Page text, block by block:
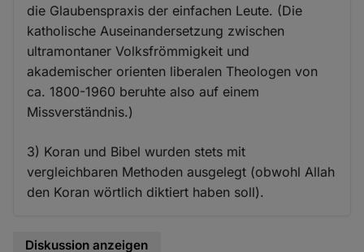
die Glaubenspraxis der einfachen Leute. (Die
katholische Auseinandersetzung zwischen
ultramontaner Volksfrömmigkeit und
akademischer orienten liberalen Theologen von
ca. 1800-1960 beruhte also auf einem
Missverständnis.)
3) Koran und Bibel wurden stets mit
vergleichbaren Methoden ausgelegt (obwohl Allah
den Koran wörtlich diktiert haben soll).
Diskussion anzeigen